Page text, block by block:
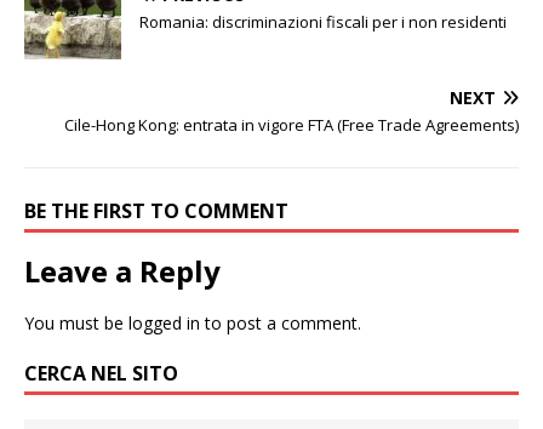
Romania: discriminazioni fiscali per i non residenti
NEXT
Cile-Hong Kong: entrata in vigore FTA (Free Trade Agreements)
BE THE FIRST TO COMMENT
Leave a Reply
You must be logged in to post a comment.
CERCA NEL SITO